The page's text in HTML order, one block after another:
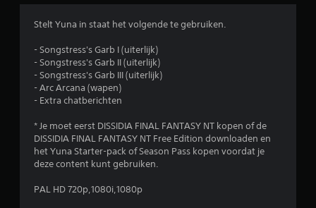
n
Stelt Yuna in staat het volgende te gebruiken.
- Songstress's Garb I (uiterlijk)
- Songstress's Garb II (uiterlijk)
- Songstress's Garb III (uiterlijk)
- Arc Arcana (wapen)
- Extra chatberichten
* Je moet eerst DISSIDIA FINAL FANTASY NT kopen of de
DISSIDIA FINAL FANTASY NT Free Edition downloaden en
het Yuna Starter-pack of Season Pass kopen voordat je
deze content kunt gebruiken.
PAL HD 720p,1080i,1080p